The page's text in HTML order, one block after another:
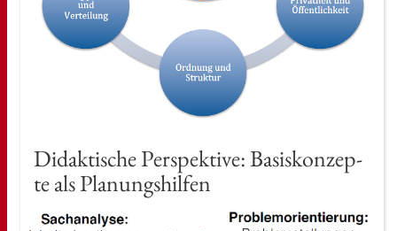
Di­dak­ti­sche Per­spek­ti­ve: Ba­sis­kon­zep­
te als Pla­nungs­hil­fen